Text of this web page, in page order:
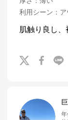
利用シーン ：
肌触り良し、